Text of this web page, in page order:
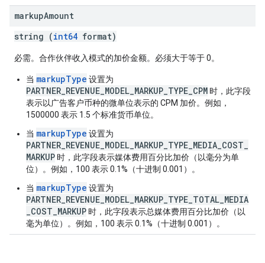
markupAmount
string (int64 format)
必需。合作伙伴收入模式的加价金额。必须大于等于 0。
当 markupType 设置为
PARTNER_REVENUE_MODEL_MARKUP_TYPE_CPM 时，此字段
表示以广告客户币种的微单位表示的 CPM 加价。例如，
1500000 表示 1.5 个标准货币单位。
当 markupType 设置为
PARTNER_REVENUE_MODEL_MARKUP_TYPE_MEDIA_COST_
MARKUP 时，此字段表示媒体费用百分比加价（以毫分为单
位）。例如，100 表示 0.1%（十进制 0.001）。
当 markupType 设置为
PARTNER_REVENUE_MODEL_MARKUP_TYPE_TOTAL_MEDIA
_COST_MARKUP 时，此字段表示总媒体费用百分比加价（以
毫为单位）。例如，100 表示 0.1%（十进制 0.001）。